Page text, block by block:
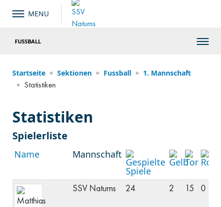
FUSSBALL
Startseite Sektionen Fussball 1. Mannschaft
Statistiken
Statistiken
Spielerliste
Name Mannschaft
SSV Naturns 24 2 15 0